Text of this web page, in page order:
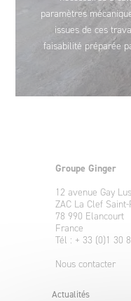
paramètres
issues de ces
faisabilité préparée
Groupe Ginger
12 avenue Gay
ZAC La Clef
78 990 Elancourt
France
Tél : + 33 (0)1 30
Nous contacter
Actualités